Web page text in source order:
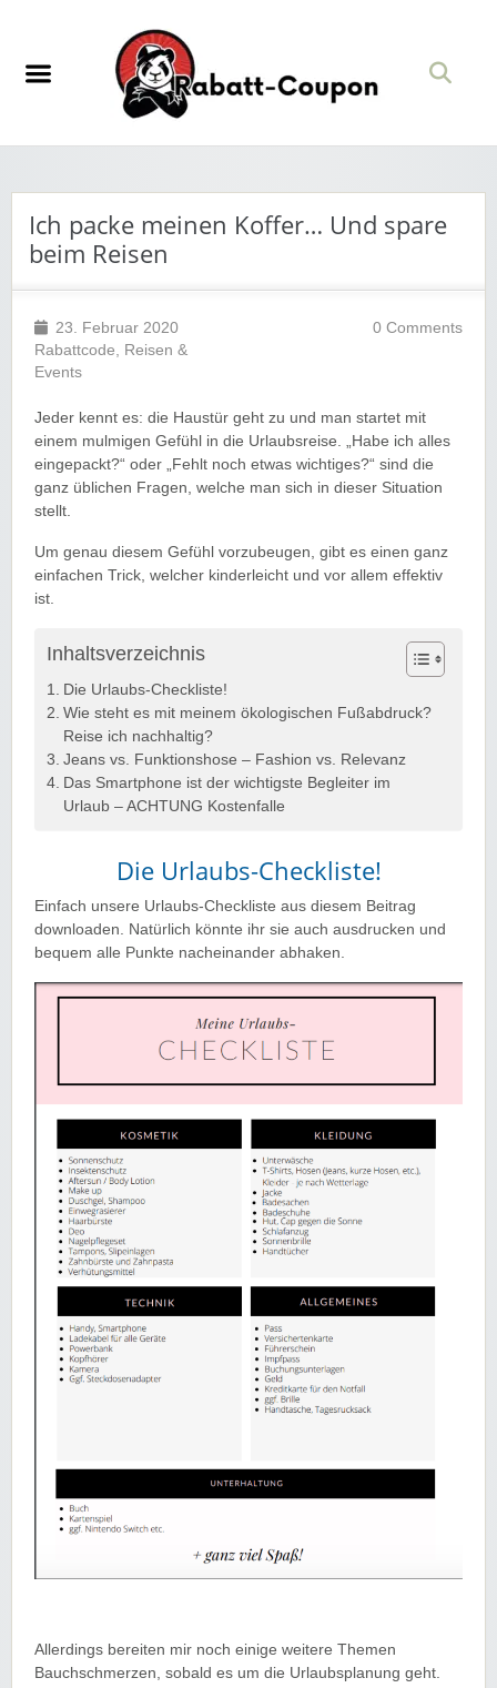
Ich packe meinen Koffer… Und spare
beim Reisen
23. Februar 2020
Rabattcode
Reisen &
Events
0 Comments
Jeder kennt es: die Haustür geht zu und man startet mit
einem mulmigen Gefühl in die Urlaubsreise. „Habe ich alles
eingepackt?“ oder „Fehlt noch etwas wichtiges?“ sind die
ganz üblichen Fragen, welche man sich in dieser Situation
stellt.
Um genau diesem Gefühl vorzubeugen, gibt es einen ganz
einfachen Trick, welcher kinderleicht und vor allem effektiv
ist.
Inhaltsverzeichnis
Die Urlaubs-Checkliste!
Wie steht es mit meinem ökologischen Fußabdruck?
Reise ich nachhaltig?
Jeans vs. Funktionshose – Fashion vs. Relevanz
Das Smartphone ist der wichtigste Begleiter im
Urlaub – ACHTUNG Kostenfalle
Die Urlaubs-Checkliste!
Einfach unsere Urlaubs-Checkliste aus diesem Beitrag
downloaden. Natürlich könnte ihr sie auch ausdrucken und
bequem alle Punkte nacheinander abhaken.
Allerdings bereiten mir noch einige weitere Themen
Bauchschmerzen, sobald es um die Urlaubsplanung geht.